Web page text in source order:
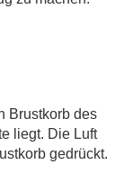
Brustkorb des
liegt. Die Luft
gedrückt.